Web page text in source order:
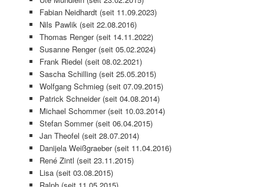
Fabian Neidhardt (seit 11.09.2023)
Nils Pawlik (seit 22.08.2016)
Thomas Renger (seit 14.11.2022)
Susanne Renger (seit 05.02.2024)
Frank Riedel (seit 08.02.2021)
Sascha Schilling (seit 25.05.2015)
Wolfgang Schmieg (seit 07.09.2015)
Patrick Schneider (seit 04.08.2014)
Michael Schommer (seit 10.03.2014)
Stefan Sommer (seit 06.04.2015)
Jan Theofel (seit 28.07.2014)
Danijela Weißgraeber (seit 11.04.2016)
René Zintl (seit 23.11.2015)
Lisa (seit 03.08.2015)